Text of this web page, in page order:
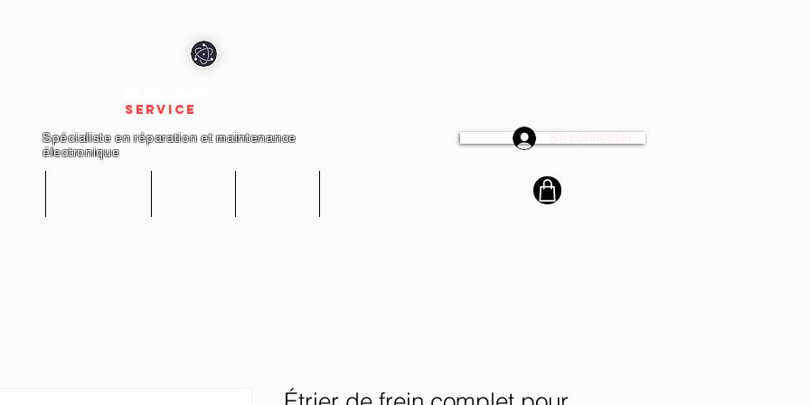
service
Spécialiste en réparation et maintenance
électronique